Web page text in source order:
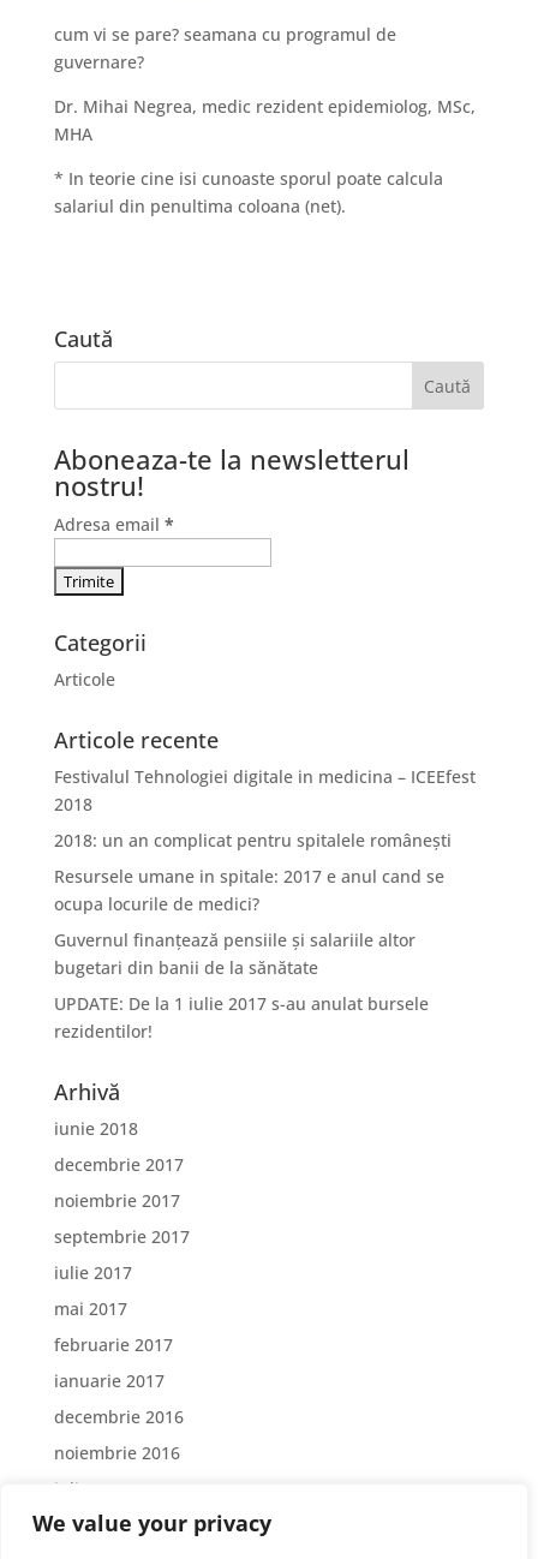
We value your privacy
cum vi se pare? seamana cu programul de
guvernare?
Dr. Mihai Negrea, medic rezident epidemiolog, MSc,
MHA
* In teorie cine isi cunoaste sporul poate calcula
salariul din penultima coloana (net).
Caută
Aboneaza-te la newsletterul
nostru!
Adresa email *
Categorii
Articole
Articole recente
Festivalul Tehnologiei digitale in medicina – ICEEfest
2018
2018: un an complicat pentru spitalele românești
Resursele umane in spitale: 2017 e anul cand se
ocupa locurile de medici?
Guvernul finanțează pensiile și salariile altor
bugetari din banii de la sănătate
UPDATE: De la 1 iulie 2017 s-au anulat bursele
rezidentilor!
Arhivă
iunie 2018
decembrie 2017
noiembrie 2017
septembrie 2017
iulie 2017
mai 2017
februarie 2017
ianuarie 2017
decembrie 2016
noiembrie 2016
iulie 2016
iunie 2016